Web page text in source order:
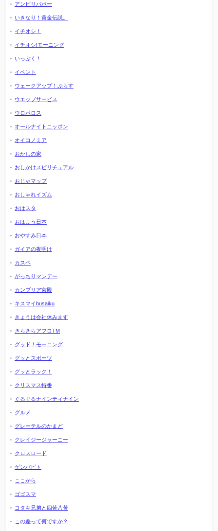
アンビリバボー
いきなり！黄金伝説。
イチオシ！
イチオシ!モーニング
いっぷく！
イベント
ウェークアップ！ぷらす
ウエッブサービス
ウロボロス
オールナイトニッポン
オイコノミア
おかしの家
おしかけスピリチュアル
おじゃマップ
おしゃれイズム
おはスタ
おはよう日本
おやすみ日本
ガイアの夜明け
カスペ
がっちりマンデー
カンブリア宮殿
キスマイbusaiku
きょうは会社休みます
きらきらアフロTM
グッド！モーニング
グッとスポーツ
グッとラック！
クリスマス特番
ぐるぐるナインティナイン
グルメ
グレーテルのかまど
クレイジージャーニー
クロスロード
ゲンバビト
ここから
ゴゴスマ
コタキ兄弟と四苦八苦
この差って何ですか？